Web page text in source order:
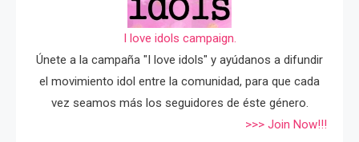
I love idols campaign.
Únete a la campaña "I love idols" y ayúdanos a difundir
el movimiento idol entre la comunidad, para que cada
vez seamos más los seguidores de éste género.
>>> Join Now!!!